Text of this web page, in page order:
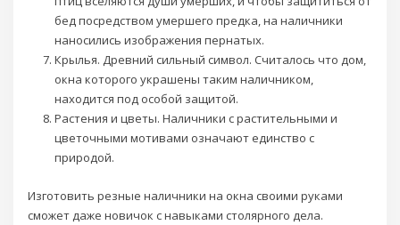
бед посредством умершего предка, на наличники
наносились изображения пернатых.
Крылья. Древний сильный символ. Считалось что дом,
окна которого украшены таким наличником,
находится под особой защитой.
Растения и цветы. Наличники с растительными и
цветочными мотивами означают единство с
природой.
Изготовить резные наличники на окна своими руками
сможет даже новичок с навыками столярного дела.